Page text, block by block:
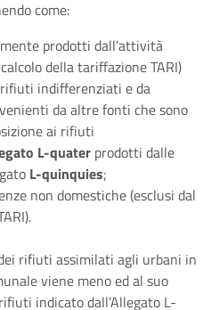
come:
prodotti dall’attività
della tariffazione TARI)
indifferenziati e da
da altre fonti che sono
ai rifiuti
L-quater prodotti dalle
L-quinquies;
non domestiche (esclusi dal
rifiuti assimilati agli urbani in
viene meno ed al suo
indicato dall’Allegato L-